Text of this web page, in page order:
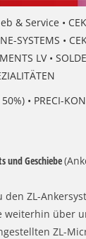
& Service •
SYSTEMS •
LV •
50%) • PRECI-
und Geschiebe
ZL-
weiterhin über
ZL-